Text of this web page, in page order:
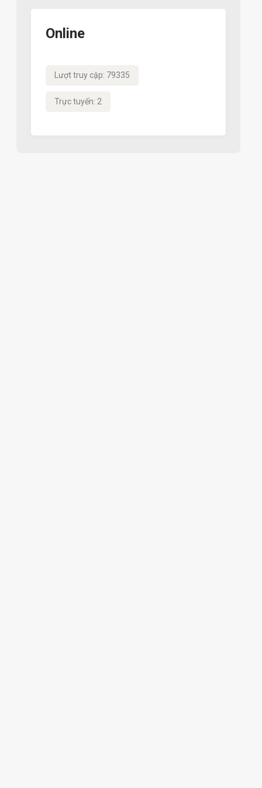
Online
Lượt truy cập: 79335
Trực tuyến: 2